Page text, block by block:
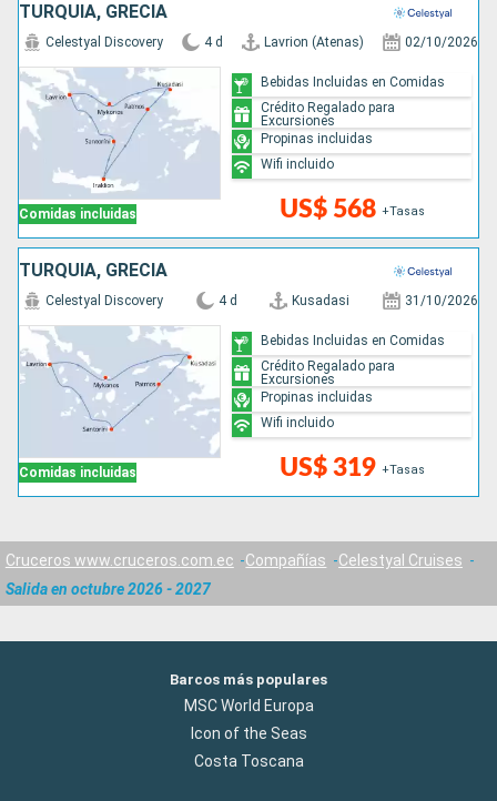
TURQUÍA, GRECIA
Comidas incluidas
Celestyal Discovery 4 d Lavrion (Atenas) 02/10/2026
US$ 568 +Tasas
Bebidas Incluidas en Comidas
Crédito Regalado para
Excursiones
Propinas incluidas
Wifi incluido
TURQUÍA, GRECIA
Comidas incluidas
Celestyal Discovery 4 d Kusadasi 31/10/2026
US$ 319 +Tasas
Bebidas Incluidas en Comidas
Crédito Regalado para
Excursiones
Propinas incluidas
Wifi incluido
Cruceros www.cruceros.com.ec Compañías
Celestyal Cruises
Salida en octubre 2026 - 2027
Barcos más populares
MSC World Europa
Icon of the Seas
Costa Toscana